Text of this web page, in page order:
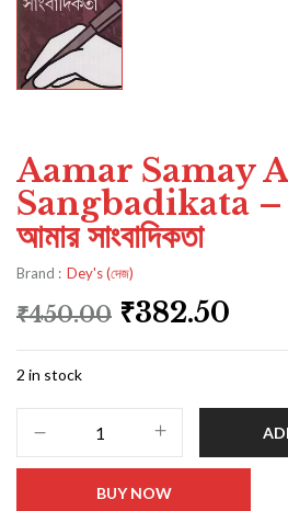
Aamar Samay
Sangbadikata –
আমার সাংবাদিকতা
Brand : Dey's (দেজ)
₹450.00 ₹382.50
2 in stock
BUY NOW